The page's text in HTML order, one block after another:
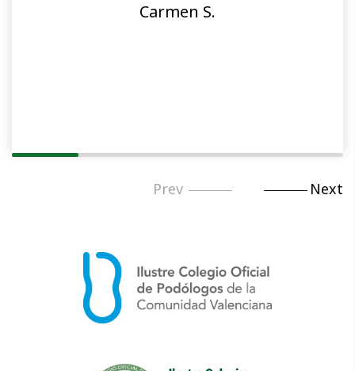
Carmen S.
Next
Prev